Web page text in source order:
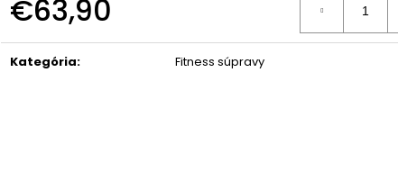
€63,90
cena:
Kategória: Fitness súpravy